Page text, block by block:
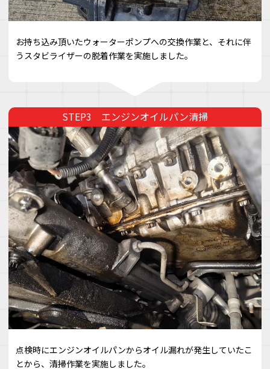
お持ち込み頂いたウォーターポンプへの交換作業と、それに伴
うスタビライザーの脱着作業を実施しました。
エンジンオイルパン清掃
点検時にエンジンオイルパンからオイル漏れが発生していたこ
とから、清掃作業を実施しました。